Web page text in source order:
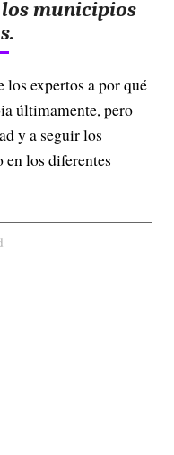
municipios
expertos a por qué
últimamente, pero
y a seguir los
en los diferentes